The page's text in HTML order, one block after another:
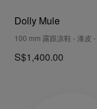
Dolly Mule
100 mm 露跟凉鞋 - 漆皮
S$1,400.00